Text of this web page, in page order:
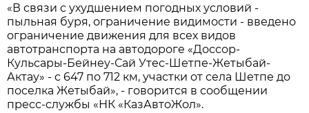
«В связи с ухудшением погодных условий -
пыльная буря, ограничение видимости - введено
ограничение движения для всех видов
автотранспорта на автодороге «Доссор-
Кульсары-Бейнеу-Сай Утес-Шетпе-Жетыбай-
Актау» - с 647 по 712 км, участки от села Шетпе до
поселка Жетыбай», - говорится в сообщении
пресс-службы «НК «КазАвтоЖол».